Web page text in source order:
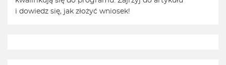
i dowiedz się, jak złożyć wniosek!